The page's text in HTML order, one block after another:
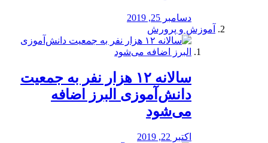
دسامبر 25, 2019
آموزش و پرورش
️سالانه ۱۲ هزار نفر به جمعیت
دانش‌آموزی البرز اضافه
می‌شود
اکتبر 22, 2019